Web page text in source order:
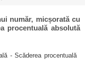
număr, micșorată cu
procentuală absolută
- Scăderea procentuală